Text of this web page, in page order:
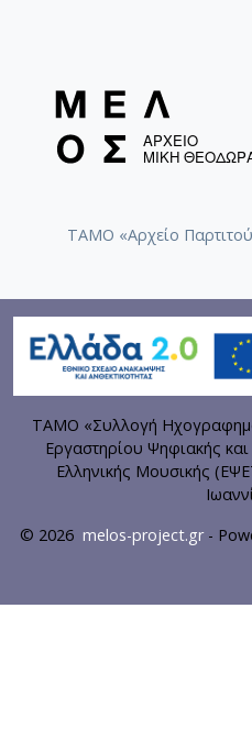
ΤΑΜΟ «Αρχείο
ΤΑΜΟ «Συλλογή
Εργαστηρίου Ψηφιακής
Ελληνικής Μουσικής
© 2026 melos-project.gr-